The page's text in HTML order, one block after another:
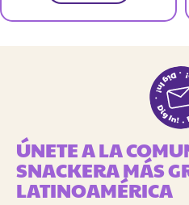
ÚNETE A LA
SNACKERA MÁS
LATINOAMÉRICA